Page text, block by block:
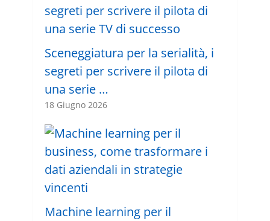
Sceneggiatura per la serialità, i
segreti per scrivere il pilota di
una serie …
18 Giugno 2026
Machine learning per il